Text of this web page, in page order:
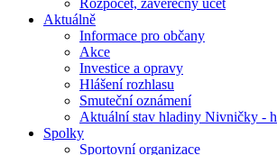
Rozpočet, závěrečný účet
Aktuálně
Informace pro občany
Akce
Investice a opravy
Hlášení rozhlasu
Smuteční oznámení
Aktuální stav hladiny Nivničky -
Spolky
Sportovní organizace